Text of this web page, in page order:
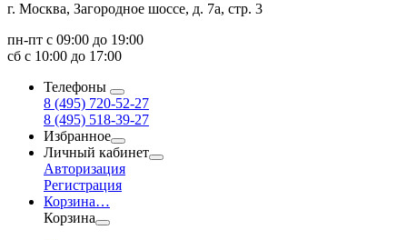
г. Москва, Загородное шоссе, д. 7а, стр. 3
пн-пт с 09:00 до 19:00
сб с 10:00 до 17:00
Телефоны
8 (495) 720-52-27
8 (495) 518-39-27
Избранное
Личный кабинет
Авторизация
Регистрация
Корзина…
Корзина